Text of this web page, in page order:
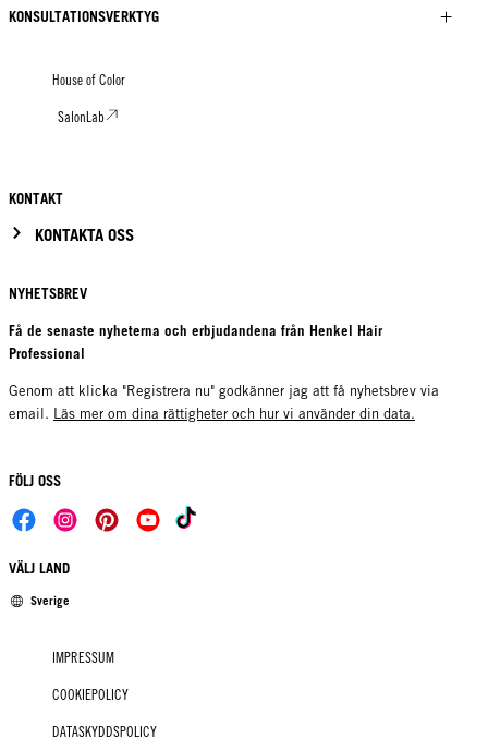
KONSULTATIONSVERKTYG
House of Color
SalonLab
KONTAKT
KONTAKTA OSS
NYHETSBREV
Få de senaste nyheterna och erbjudandena från Henkel Hair
Professional
Genom att klicka "Registrera nu" godkänner jag att få nyhetsbrev via
email. Läs mer om dina rättigheter och hur vi använder din data.
FÖLJ OSS
VÄLJ LAND
Sverige
IMPRESSUM
COOKIEPOLICY
DATASKYDDSPOLICY